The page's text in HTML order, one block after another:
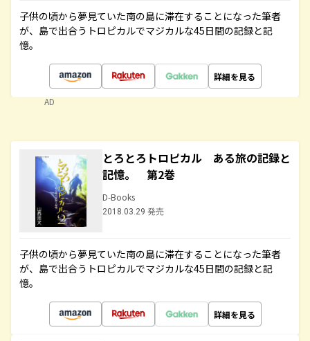
子供の頃から夢見ていた南の島に滞在することになった筆者
が、島で出合うトロピカルでマジカルな45日間の記録と記
憶。
詳細を見る
AD
とろとろトロピカル ある旅の記録と
記憶。 第2巻
D-Books
2018.03.29 発売
子供の頃から夢見ていた南の島に滞在することになった筆者
が、島で出合うトロピカルでマジカルな45日間の記録と記
憶。
詳細を見る